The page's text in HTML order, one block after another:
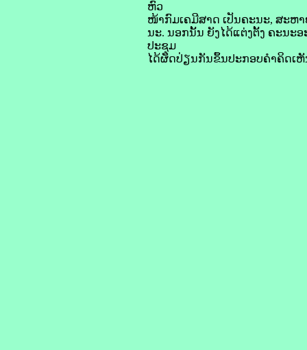
ຫົວ
ໜ້າກົມເຄມີສາດ ເປັນຄະນະ, ສະຫ
ນະ. ນອກນັ້ນ ຍັງໄດ້ແຕ່ງຕັ້ງ ຄະນະ
ປະຊຸມ
ໄດ້ຜັດປ່ຽນກັນຂຶ້ນປະກອບຄຳຄິດເຫັ